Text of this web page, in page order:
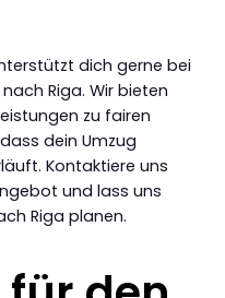
dich gerne bei
Riga. Wir bieten
zu fairen
dein Umzug
Kontaktiere uns
und lass uns
Riga planen.